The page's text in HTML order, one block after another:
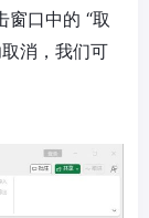
窗口中的 “取
消，我们可